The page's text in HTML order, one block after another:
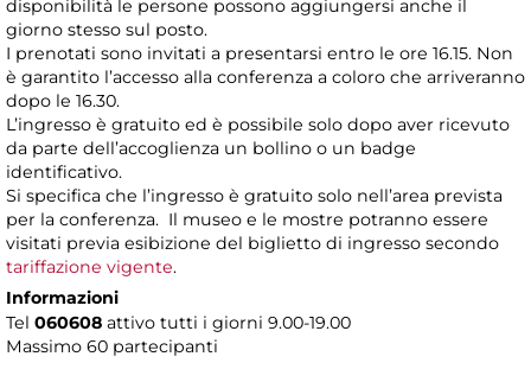
disponibilità le persone possono aggiungersi anche il
giorno stesso sul posto.
I prenotati sono invitati a presentarsi entro le ore 16.15. Non
è garantito l’accesso alla conferenza a coloro che arriveranno
dopo le 16.30.
L’ingresso è gratuito ed è possibile solo dopo aver ricevuto
da parte dell’accoglienza un bollino o un badge
identificativo.
Si specifica che l’ingresso è gratuito solo nell’area prevista
per la conferenza. Il museo e le mostre potranno essere
visitati previa esibizione del biglietto di ingresso secondo
tariffazione vigente.
Informazioni
Tel 060608 attivo tutti i giorni 9.00-19.00
Massimo 60 partecipanti